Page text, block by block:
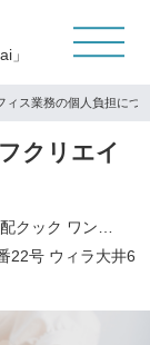
」
ィス業務の個人負担につ
クリエイ
・高齢者専門宅配弁当「宅配クック ワン・ツゥ・スリー」 フランチャイズ本部の運営 ・高齢者施設向食材卸事業「特助くん」の運営 ・高齢者向コミュニティサロン「昭和浪漫倶楽部」フランチャイズ本部の運営 ・高齢者施設向厨房受託事業「結の台所」の運営 ・個人向通販事業「健康直球便」の運営
22号 ウィラ大井6